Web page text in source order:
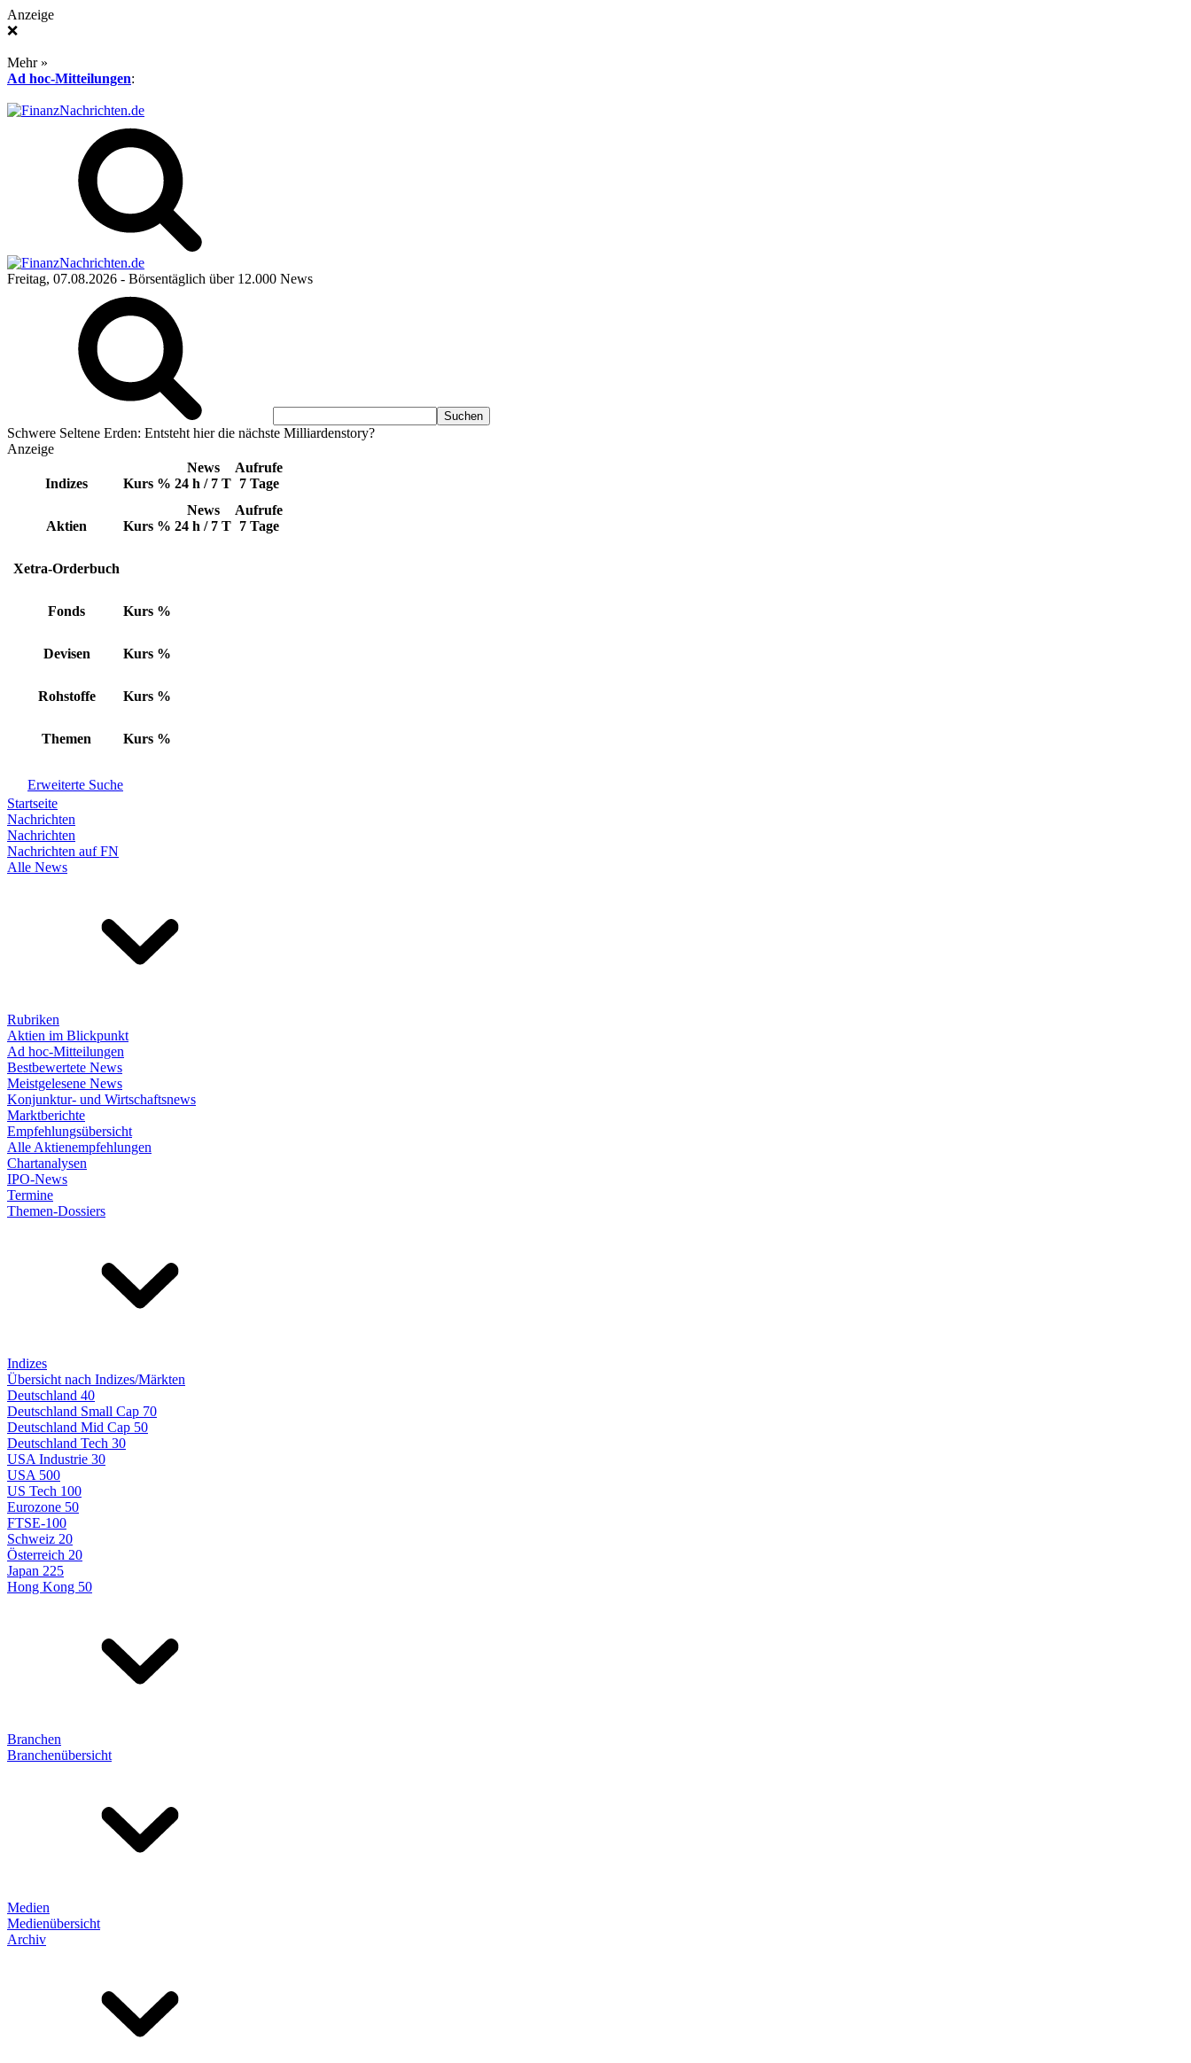
Anzeige
❌
Mehr »
Ad hoc-Mitteilungen:
Freitag, 07.08.2026 - Börsentäglich über 12.000 News
Schwere Seltene Erden: Entsteht hier die nächste Milliardenstory?
Anzeige
Indizes Kurs %
News
24 h / 7 T
Aufrufe
7 Tage
Aktien Kurs %
News
24 h / 7 T
Aufrufe
7 Tage
Xetra-Orderbuch
Fonds Kurs %
Devisen Kurs %
Rohstoffe Kurs %
Themen Kurs %
Erweiterte Suche
Startseite
Nachrichten
Nachrichten
Nachrichten auf FN
Alle News
Rubriken
Aktien im Blickpunkt
Ad hoc-Mitteilungen
Bestbewertete News
Meistgelesene News
Konjunktur- und Wirtschaftsnews
Marktberichte
Empfehlungsübersicht
Alle Aktienempfehlungen
Chartanalysen
IPO-News
Termine
Themen-Dossiers
Indizes
Übersicht nach Indizes/Märkten
Deutschland 40
Deutschland Small Cap 70
Deutschland Mid Cap 50
Deutschland Tech 30
USA Industrie 30
USA 500
US Tech 100
Eurozone 50
FTSE-100
Schweiz 20
Österreich 20
Japan 225
Hong Kong 50
Branchen
Branchenübersicht
Medien
Medienübersicht
Archiv